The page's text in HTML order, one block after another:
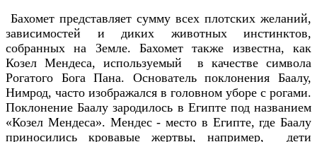
Бахомет представляет сумму всех плотских желаний,
зависимостей и диких животных инстинктов,
собранных на Земле. Бахомет также известна, как
Козел Мендеса, используемый в качестве символа
Рогатого Бога Пана. Основатель поклонения Баалу,
Нимрод, часто изображался в головном уборе с рогами.
Поклонение Баалу зародилось в Египте под названием
«Козел Мендеса». Мендес - место в Египте, где Баалу
приносились кровавые жертвы, например, дети